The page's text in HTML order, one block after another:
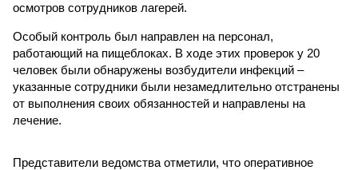
осмотров сотрудников лагерей.
Особый контроль был направлен на персонал,
работающий на пищеблоках. В ходе этих проверок у 20
человек были обнаружены возбудители инфекций –
указанные сотрудники были незамедлительно отстранены
от выполнения своих обязанностей и направлены на
лечение.
Представители ведомства отметили, что оперативное